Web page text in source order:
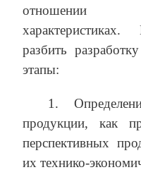
отношении
разбить
этапы:
1.
продукции, как
перспективных
их технико-